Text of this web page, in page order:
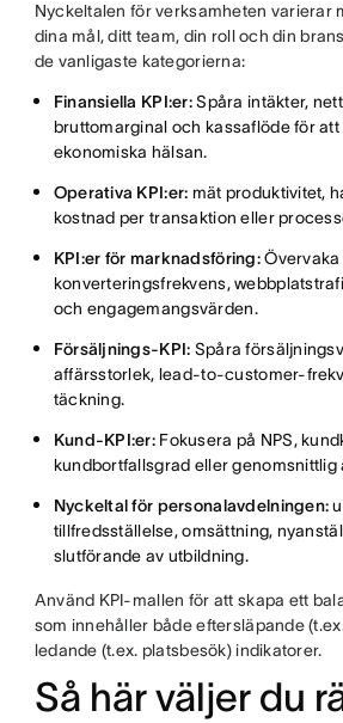
Nyckeltalen för verksamheten varierar
dina mål, ditt team, din roll och din
de vanligaste kategorierna:
Finansiella KPI:er:Spåra intäkter,
bruttomarginal och kassaflöde för att
ekonomiska hälsan.
Operativa KPI:er: mät produktivitet,
kostnad per transaktion eller
KPI:er för marknadsföring:Övervaka
konverteringsfrekvens,
och engagemangsvärden.
Försäljnings-KPI: Spåra
affärsstorlek, lead-to-customer-
täckning.
Kund-KPI:er: Fokusera på NPS,
kundbortfallsgrad eller genomsnittlig
Nyckeltal för personalavdelningen:
tillfredsställelse, omsättning,
slutförande av utbildning.
Använd KPI-mallen för att skapa ett
som innehåller både eftersläpande
ledande (t.ex. platsbesök) indikatorer.
Så här väljer du